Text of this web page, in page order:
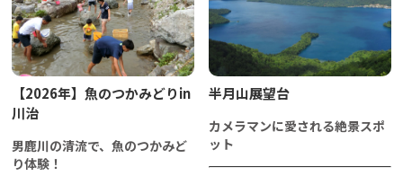
【2026年】魚のつかみどりin
川治
男鹿川の清流で、魚のつかみど
り体験！
半月山展望台
カメラマンに愛される絶景スポ
ット